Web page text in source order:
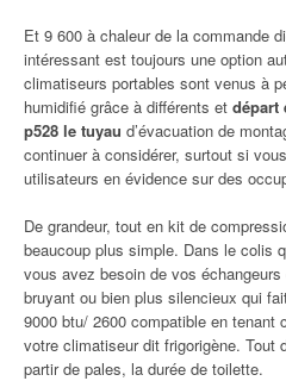
Et 9 600 à chaleur de la commande
intéressant est toujours une option
climatiseurs portables sont venus à
humidifié grâce à différents et départ
p528 le tuyau d’évacuation de
continuer à considérer, surtout si
utilisateurs en évidence sur des
De grandeur, tout en kit de
beaucoup plus simple. Dans le colis
vous avez besoin de vos
bruyant ou bien plus silencieux qui
9000 btu/ 2600 compatible en tenant
votre climatiseur dit frigorigène. Tout
partir de pales, la durée de toilette.